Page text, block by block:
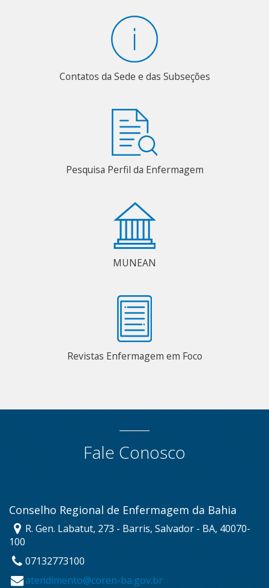
Contatos da Sede e das Subseções
Pesquisa Perfil da Enfermagem
MUNEAN
Revistas Enfermagem em Foco
Fale Conosco
Conselho Regional de Enfermagem da Bahia
R. Gen. Labatut, 273 - Barris, Salvador - BA, 40070-
100
07132773100
atendimento@coren-ba.gov.br